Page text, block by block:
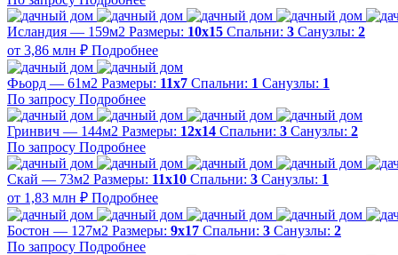
Исландия — 159м2 Размеры: 10х15 Спальни: 3 Санузлы: 2
от 3,86 млн ₽ Подробнее
Фьорд — 61м2 Размеры: 11х7 Спальни: 1 Санузлы: 1
По запросу Подробнее
Гринвич — 144м2 Размеры: 12х14 Спальни: 3 Санузлы: 2
По запросу Подробнее
Скай — 73м2 Размеры: 11х10 Спальни: 3 Санузлы: 1
от 1,83 млн ₽ Подробнее
Бостон — 127м2 Размеры: 9х17 Спальни: 3 Санузлы: 2
По запросу Подробнее